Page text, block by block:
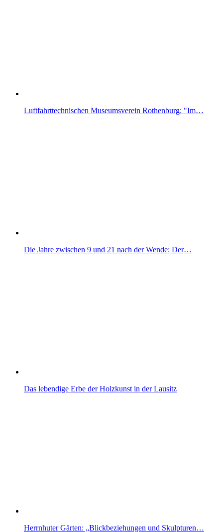
Luftfahrttechnischen Museumsverein Rothenburg: "Im…
Die Jahre zwischen 9 und 21 nach der Wende: Der…
Das lebendige Erbe der Holzkunst in der Lausitz
Herrnhuter Gärten: „Blickbeziehungen und Skulpturen…